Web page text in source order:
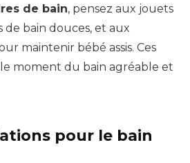
de bain, pensez aux jouets
de bain douces, et aux
maintenir bébé assis. Ces
moment du bain agréable et
pour le bain